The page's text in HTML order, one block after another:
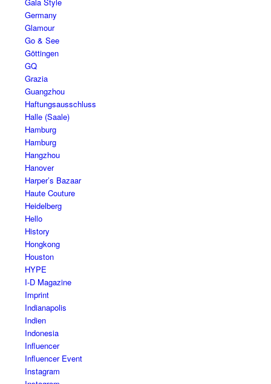
Germany
Glamour
Go & See
Göttingen
GQ
Grazia
Guangzhou
Haftungsausschluss
Halle (Saale)
Hamburg
Hamburg
Hangzhou
Hanover
Harper’s Bazaar
Haute Couture
Heidelberg
Hello
History
Hongkong
Houston
HYPE
I-D Magazine
Imprint
Indianapolis
Indien
Indonesia
Influencer
Influencer Event
Instagram